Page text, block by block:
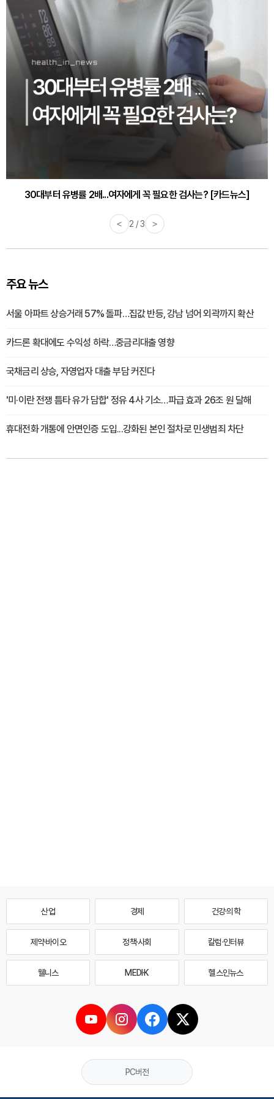
감기·독감 예방하고 면역력 높이는 4가지 영양제 [카드뉴스]
< 3 / 3 >
주요 뉴스
서울 아파트 상승거래 57% 돌파…집값 반등, 강남 넘어 외곽까지 확산
카드론 확대에도 수익성 하락…중금리대출 영향
국채금리 상승, 자영업자 대출 부담 커진다
'미·이란 전쟁 틈타 유가 담합' 정유 4사 기소…파급 효과 26조 원 달해
휴대전화 개통에 안면인증 도입...강화된 본인 절차로 민생범죄 차단
산업 경제 건강·의학
제약·바이오 정책·사회 칼럼·인터뷰
웰니스 MEDI·K 헬스인뉴스
PC버전